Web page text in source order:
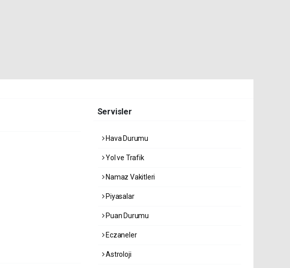
Servisler
Hava Durumu
Yol ve Trafik
Namaz Vakitleri
Piyasalar
Puan Durumu
Eczaneler
Astroloji